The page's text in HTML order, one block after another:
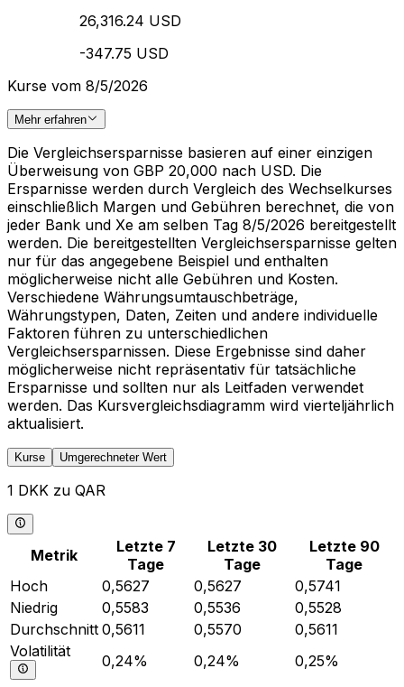
26,316.24 USD
-347.75 USD
Kurse vom 8/5/2026
Mehr erfahren
Die Vergleichsersparnisse basieren auf einer einzigen
Überweisung von GBP 20,000 nach USD. Die
Ersparnisse werden durch Vergleich des Wechselkurses
einschließlich Margen und Gebühren berechnet, die von
jeder Bank und Xe am selben Tag 8/5/2026 bereitgestellt
werden. Die bereitgestellten Vergleichsersparnisse gelten
nur für das angegebene Beispiel und enthalten
möglicherweise nicht alle Gebühren und Kosten.
Verschiedene Währungsumtauschbeträge,
Währungstypen, Daten, Zeiten und andere individuelle
Faktoren führen zu unterschiedlichen
Vergleichsersparnissen. Diese Ergebnisse sind daher
möglicherweise nicht repräsentativ für tatsächliche
Ersparnisse und sollten nur als Leitfaden verwendet
werden. Das Kursvergleichsdiagramm wird vierteljährlich
aktualisiert.
Kurse Umgerechneter Wert
1 DKK zu QAR
Metrik
Letzte 7
Tage
Letzte 30
Tage
Letzte 90
Tage
Hoch
0,5627 0,5627
0,5741
Niedrig
0,5583 0,5536
0,5528
Durchschnitt 0,5611 0,5570
0,5611
Volatilität
0,24% 0,24% 0,25%